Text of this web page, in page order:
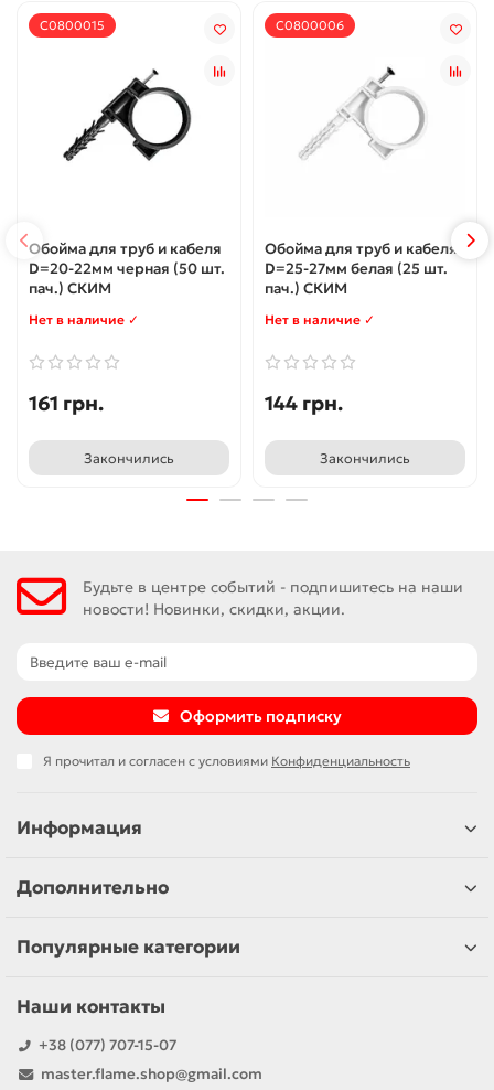
С0800015
Обойма для труб и кабеля
D=20-22мм черная (50 шт.
пач.) СКИМ
Нет в наличие ✓
161 грн.
Закончились
С0800006
Обойма для труб и кабеля
D=25-27мм белая (25 шт.
пач.) СКИМ
Нет в наличие ✓
144 грн.
Закончились
Будьте в центре событий - подпишитесь на наши
новости! Новинки, скидки, акции.
Оформить подписку
Я прочитал и согласен с условиями Конфиденциальность
Информация
Дополнительно
Популярные категории
Наши контакты
+38 (077) 707-15-07
master.flame.shop@gmail.com